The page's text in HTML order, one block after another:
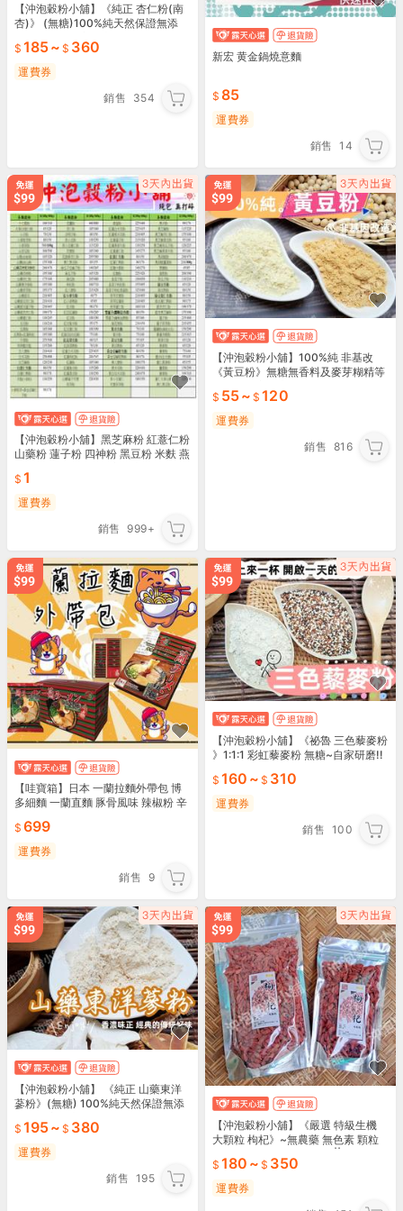
【沖泡穀粉小舖】《純正 杏仁粉(南
杏)》 (無糖)100%純天然保證無添
185~ 360
運費券
銷售
354
新宏 黄金鍋燒意麵
85
運費券
銷售 14
【沖泡穀粉小舖】黑芝麻粉 紅薏仁粉
山藥粉 蓮子粉 四神粉 黑豆粉 米麩 燕
飲~
1
運費券
銷售
999+
【沖泡穀粉小舖】100%純 非基改
《黃豆粉》無糖無香料及麥芽糊精等
黃豆 非 豆漿粉
55~ 120
運費券
銷售 816
【哇寶箱】日本 一蘭拉麵外帶包 博
多細麵 一蘭直麵 豚骨風味 辣椒粉 辛
699
運費券
銷售
9
【沖泡穀粉小舖】《祕魯 三色藜麥粉
》1:1:1 彩虹藜麥粉 無糖~自家研磨!!
160 ~ 310
運費券
銷售 100
【沖泡穀粉小舖】 《純正 山藥東洋
蔘粉》(無糖) 100%純天然保證無添
195~ 380
運費券
銷售 195
【沖泡穀粉小舖】《嚴選 特級生機
大顆粒 枸杞》~無農藥 無色素 顆粒
空包裝 ||
180 ~ 350
運費券